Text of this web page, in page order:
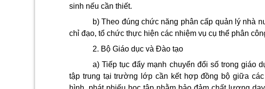
sinh nếu cần thiết.
b) Theo đúng chức năng phân cấp quản lý nhà
chỉ đạo, tổ chức thực hiện các nhiệm vụ cụ thể phân
2. Bộ Giáo dục và Đào tạo
a) Tiếp tục đẩy mạnh chuyển đổi số trong giáo
tập trung tại trường lớp cần kết hợp đồng bộ giữa